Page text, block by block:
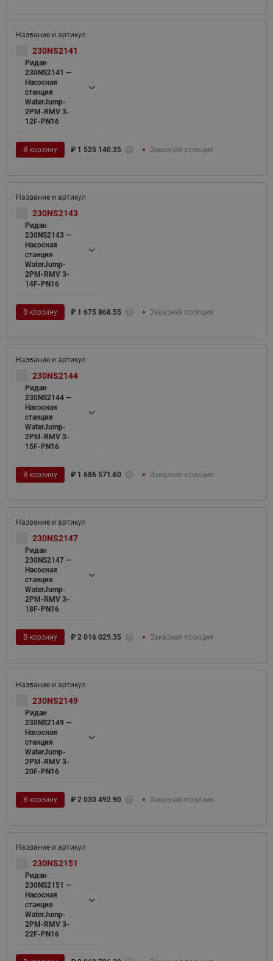
230NS2141
Ридан
230NS2141 —
Насосная
станция
WaterJump-
2PM-RMV 3-
12F-PN16
В корзину ₽ 1 525 140.35 Заказная позиция
230NS2143
Ридан
230NS2143 —
Насосная
станция
WaterJump-
2PM-RMV 3-
14F-PN16
В корзину ₽ 1 675 868.55 Заказная позиция
230NS2144
Ридан
230NS2144 —
Насосная
станция
WaterJump-
2PM-RMV 3-
15F-PN16
В корзину ₽ 1 686 571.60 Заказная позиция
230NS2147
Ридан
230NS2147 —
Насосная
станция
WaterJump-
2PM-RMV 3-
18F-PN16
В корзину ₽ 2 016 029.35 Заказная позиция
230NS2149
Ридан
230NS2149 —
Насосная
станция
WaterJump-
2PM-RMV 3-
20F-PN16
В корзину ₽ 2 030 492.90 Заказная позиция
230NS2151
Ридан
230NS2151 —
Насосная
станция
WaterJump-
2PM-RMV 3-
22F-PN16